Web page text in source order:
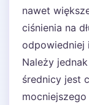
nawet
ciśnienia na
odpowiedniej
Należy
średnicy jest
mocniejszego